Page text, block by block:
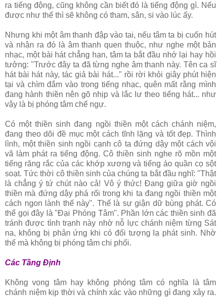
ra tiếng động, cũng không cần biết đó là tiếng động gì. Nếu
được như thế thì sẽ không có tham, sân, si vào lúc ấy.
Nhưng khi một âm thanh đập vào tai, nếu tâm ta bị cuốn hút
và nhận ra đó là âm thanh quen thuộc, như nghe một bản
nhạc, một bài hát chẳng hạn, tâm ta bắt đầu nhớ lại hay hồi
tưởng: "Trước đây ta đã từng nghe âm thanh này. Tên ca sĩ
hát bài hát này, tác giả bài hát..." rồi rời khỏi giây phút hiện
tại và chìm đắm vào trong tiếng nhạc, quên mất rằng mình
đang hành thiền nên gõ nhịp và lắc lư theo tiếng hát... như
vậy là bị phóng tâm chế ngự.
Có một thiền sinh đang ngồi thiền một cách chánh niệm,
đang theo dõi đề mục một cách tĩnh lặng và tốt đẹp. Thình
lình, một thiền sinh ngồi cạnh cô ta đứng dậy một cách vội
vã làm phát ra tiếng động. Cô thiền sinh nghe rõ mồn một
tiếng răng rắc của các khớp xương và tiếng áo quần cọ sột
soạt. Tức thời cô thiền sinh của chúng ta bắt đầu nghĩ: "Thật
là chẳng ý tứ chút nào cả! Vô ý thức! Ðang giữa giờ ngồi
thiền mà đứng dậy phá rối trong khi ta đang ngồi thiền một
cách ngon lành thế này". Thế là sự giận dữ bùng phát. Có
thể gọi đây là "Ðại Phóng Tâm". Phần lớn các thiền sinh đã
tránh được tình trạnh này nhờ nỗ lực chánh niệm từng Sát
na, không bị phản ứng khi có đối tượng lạ phát sinh. Nhờ
thế mà không bị phóng tâm chi phối.
Các Tầng Ðịnh
Không vọng tâm hay không phóng tâm có nghĩa là tâm
chánh niệm kịp thời và chính xác vào những gì đang xảy ra.